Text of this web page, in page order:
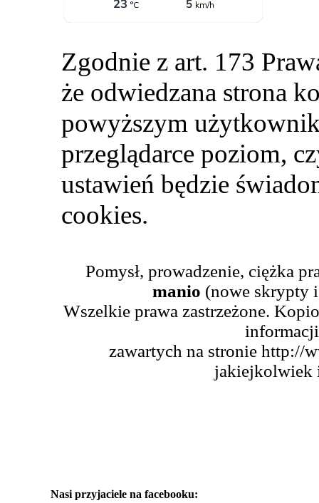
Zgodnie z art. 173
że odwiedzana strona
powyższym
przeglądarce poziom,
ustawień będzie
cookies.
Pomysł, prowadzenie, ciężka
manio (nowe skrypty
Wszelkie prawa zastrzeżone.
zawartych na stronie http://
jakiejkolwiek
Nasi przyjaciele na facebooku: